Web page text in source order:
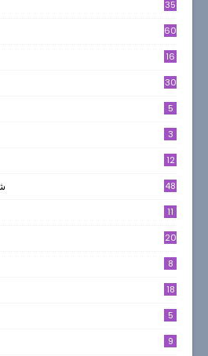
35
60
16
30
5
3
12
48
11
20
8
18
5
9